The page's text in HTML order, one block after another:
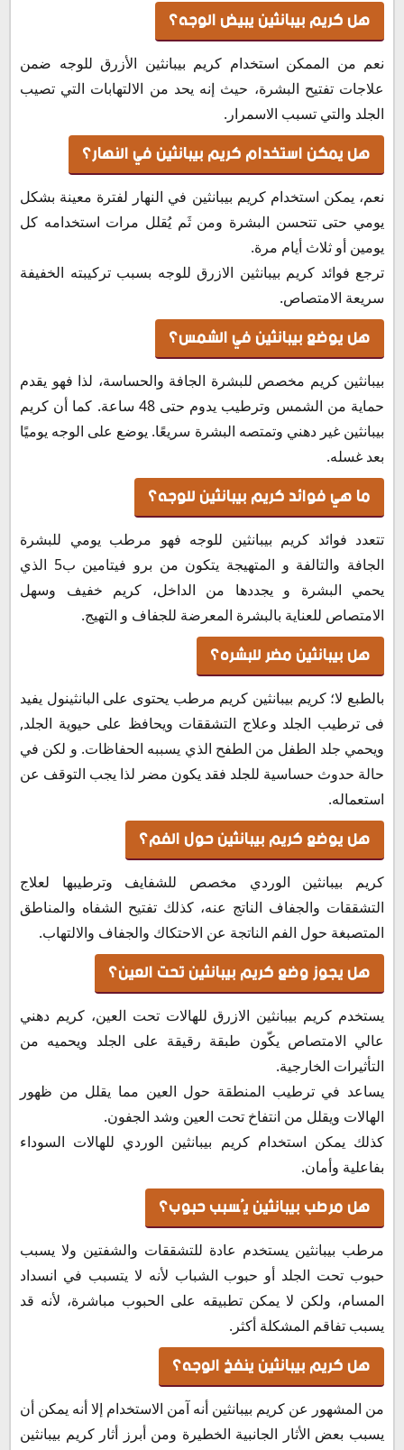
هل كريم بيبانثين يبيض الوجه؟
نعم من الممكن استخدام كريم بيبانثين الأزرق للوجه ضمن
علاجات تفتيح البشرة، حيث إنه يحد من الالتهابات التي تصيب
الجلد والتي تسبب الاسمرار.
هل يمكن استخدام كريم بيبانثين في النهار؟
نعم، يمكن استخدام كريم بيبانثين في النهار لفترة معينة بشكل
يومي حتى تتحسن البشرة ومن ثَم يُقلل مرات استخدامه كل
يومين أو ثلاث أيام مرة.
ترجع فوائد كريم بيبانثين الازرق للوجه بسبب تركيبته الخفيفة
سريعة الامتصاص.
هل يوضع بيبانثين في الشمس؟
بيبانثين كريم مخصص للبشرة الجافة والحساسة، لذا فهو يقدم
حماية من الشمس وترطيب يدوم حتى 48 ساعة. كما أن كريم
بيبانثين غير دهني وتمتصه البشرة سريعًا. يوضع على الوجه يوميًا
بعد غسله.
ما هي فوائد كريم بيبانثين للوجه؟
تتعدد فوائد كريم بيبانثين للوجه فهو مرطب يومي للبشرة
الجافة والتالفة و المتهيجة يتكون من برو فيتامين ب5 الذي
يحمي البشرة و يجددها من الداخل، كريم خفيف وسهل
الامتصاص للعناية بالبشرة المعرضة للجفاف و التهيج.
هل بيبانثين مضر للبشره؟
بالطبع لا؛ كريم بيبانثين كريم مرطب يحتوى على البانثينول يفيد
فى ترطيب الجلد وعلاج التشققات ويحافظ على حيوية الجلد,
ويحمي جلد الطفل من الطفح الذي يسببه الحفاظات. و لكن في
حالة حدوث حساسية للجلد فقد يكون مضر لذا يجب التوقف عن
استعماله.
هل يوضع كريم بيبانثين حول الفم؟
كريم بيبانثين الوردي مخصص للشفايف وترطيبها لعلاج
التشققات والجفاف الناتج عنه، كذلك تفتيح الشفاه والمناطق
المتصبغة حول الفم الناتجة عن الاحتكاك والجفاف والالتهاب.
هل يجوز وضع كريم بيبانثين تحت العين؟
يستخدم كريم بيبانثين الازرق للهالات تحت العين، كريم دهني
عالي الامتصاص يكّون طبقة رقيقة على الجلد ويحميه من
التأثيرات الخارجية.
يساعد في ترطيب المنطقة حول العين مما يقلل من ظهور
الهالات ويقلل من انتفاخ تحت العين وشد الجفون.
كذلك يمكن استخدام كريم بيبانثين الوردي للهالات السوداء
بفاعلية وأمان.
هل مرطب بيبانثين يُسبب حبوب؟
مرطب بيبانثين يستخدم عادة للتشققات والشفتين ولا يسبب
حبوب تحت الجلد أو حبوب الشباب لأنه لا يتسبب في انسداد
المسام، ولكن لا يمكن تطبيقه على الحبوب مباشرة، لأنه قد
يسبب تفاقم المشكلة أكثر.
هل كريم بيبانثين ينفخ الوجه؟
من المشهور عن كريم بيبانثين أنه آمن الاستخدام إلا أنه يمكن أن
يسبب بعض الأثار الجانبية الخطيرة ومن أبرز أثار كريم بيبانثين